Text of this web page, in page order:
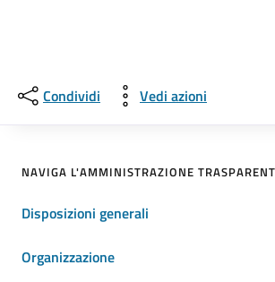
Condividi Vedi azioni
NAVIGA L'AMMINISTRAZIONE
Disposizioni generali
Organizzazione